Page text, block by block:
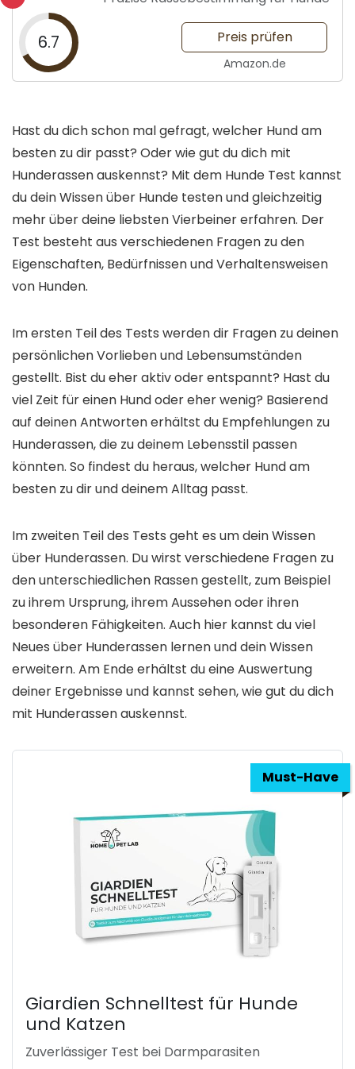
6.7 Preis prüfen
Amazon.de
Hast du dich schon mal gefragt, welcher Hund am
besten zu dir passt? Oder wie gut du dich mit
Hunderassen auskennst? Mit dem Hunde Test kannst
du dein Wissen über Hunde testen und gleichzeitig
mehr über deine liebsten Vierbeiner erfahren. Der
Test besteht aus verschiedenen Fragen zu den
Eigenschaften, Bedürfnissen und Verhaltensweisen
von Hunden.
Im ersten Teil des Tests werden dir Fragen zu deinen
persönlichen Vorlieben und Lebensumständen
gestellt. Bist du eher aktiv oder entspannt? Hast du
viel Zeit für einen Hund oder eher wenig? Basierend
auf deinen Antworten erhältst du Empfehlungen zu
Hunderassen, die zu deinem Lebensstil passen
könnten. So findest du heraus, welcher Hund am
besten zu dir und deinem Alltag passt.
Im zweiten Teil des Tests geht es um dein Wissen
über Hunderassen. Du wirst verschiedene Fragen zu
den unterschiedlichen Rassen gestellt, zum Beispiel
zu ihrem Ursprung, ihrem Aussehen oder ihren
besonderen Fähigkeiten. Auch hier kannst du viel
Neues über Hunderassen lernen und dein Wissen
erweitern. Am Ende erhältst du eine Auswertung
deiner Ergebnisse und kannst sehen, wie gut du dich
mit Hunderassen auskennst.
Must-Have
Giardien Schnelltest für Hunde
und Katzen
Zuverlässiger Test bei Darmparasiten